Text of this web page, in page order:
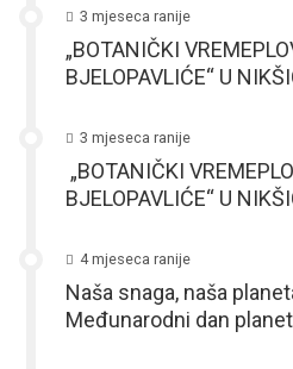
3 mjeseca ranije
„BOTANIČKI
BJELOPAVLIĆE“ U
3 mjeseca ranije
„BOTANIČKI
BJELOPAVLIĆE“ U
4 mjeseca ranije
Naša snaga, naša
Međunarodni dan